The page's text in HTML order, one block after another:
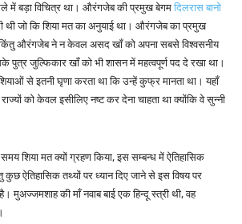
में बड़ा विचित्र था। औरंगजेब की प्रमुख बेगम दिलरास बानो
थी जो कि शिया मत का अनुयाई था। औरंगजेब का प्रमुख
किंतु औरंगजेब ने न केवल असद खाँ को अपना सबसे विश्वसनीय
पुत्र जुल्फिकार खाँ को भी शासन में महत्वपूर्ण पद दे रखा था।
से इतनी घृणा करता था कि उन्हें कुफ्र मानता था। यहाँ
को केवल इसीलिए नष्ट कर देना चाहता था क्योंकि वे सुन्नी
शिया मत क्यों ग्रहण किया, इस सम्बन्ध में ऐतिहासिक
कुछ ऐतिहासिक तथ्यों पर ध्यान दिए जाने से इस विषय पर
मुअज्जमशाह की माँ नवाब बाई एक हिन्दू स्त्री थी, वह